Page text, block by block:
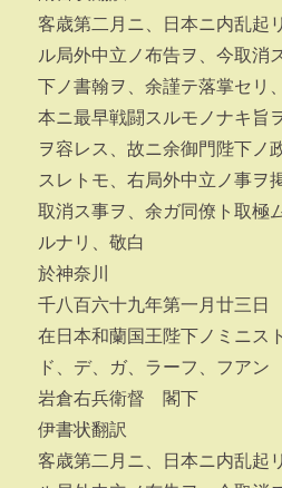
客歳第二月ニ、日本ニ内乱起
ル局外中立ノ布告ヲ、今取消
下ノ書翰ヲ、余謹テ落掌セリ
本ニ最早戦闘スルモノナキ旨
ヲ容レス、故ニ余御門陛下ノ
スレトモ、右局外中立ノ事ヲ
取消ス事ヲ、余ガ同僚ト取極
ルナリ、敬白
於神奈川
千八百六十九年第一月廿三日
在日本和蘭国王陛下ノミニス
ド、デ、ガ、ラーフ、フア
岩倉右兵衛督 閣下
伊書状翻訳
客歳第二月ニ、日本ニ内乱起